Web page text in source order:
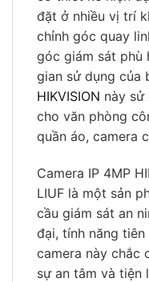
đặt ở nhiều vị trí
chỉnh góc quay
góc giám sát phù
gian sử dụng của
HIKVISION này sử
cho văn phòng
quần áo, camera
Camera IP 4MP
LIUF là một sản
cầu giám sát an
đại, tính năng
camera này chắc
sự an tâm và tiện